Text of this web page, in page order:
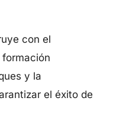
con el
y la
el éxito de